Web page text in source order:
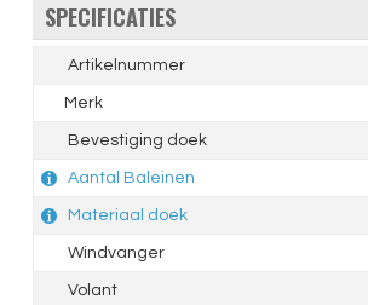
SPECIFICATIES
Artikelnummer
Merk
Bevestiging doek
Aantal Baleinen
Materiaal doek
Windvanger
Volant